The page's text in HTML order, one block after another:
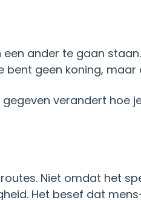
ander te gaan
geen koning,
verandert hoe
Niet omdat het
Het besef dat